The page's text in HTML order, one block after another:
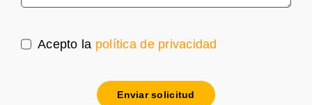
Acepto la política de privacidad
Enviar solicitud